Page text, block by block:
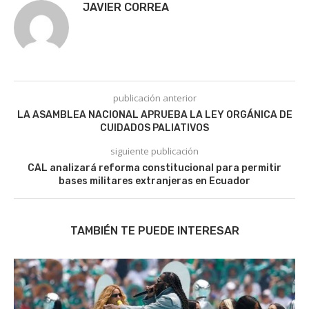
JAVIER CORREA
publicación anterior
LA ASAMBLEA NACIONAL APRUEBA LA LEY ORGÁNICA DE
CUIDADOS PALIATIVOS
siguiente publicación
CAL analizará reforma constitucional para permitir
bases militares extranjeras en Ecuador
TAMBIÉN TE PUEDE INTERESAR